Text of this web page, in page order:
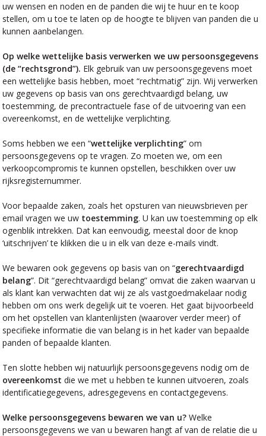
uw wensen en noden en de panden die wij te huur en te koop
stellen, om u toe te laten op de hoogte te blijven van panden die u
kunnen aanbelangen.
Op welke wettelijke basis verwerken we uw persoonsgegevens
(de “rechtsgrond”). Elk gebruik van uw persoonsgegevens moet
een wettelijke basis hebben, moet “rechtmatig” zijn. Wij verwerken
uw gegevens op basis van ons gerechtvaardigd belang, uw
toestemming, de precontractuele fase of de uitvoering van een
overeenkomst, en de wettelijke verplichting.
Soms hebben we een “wettelijke verplichting” om
persoonsgegevens op te vragen. Zo moeten we, om een
verkoopcompromis te kunnen opstellen, beschikken over uw
rijksregisternummer.
Voor bepaalde zaken, zoals het opsturen van nieuwsbrieven per
email vragen we uw toestemming. U kan uw toestemming op elk
ogenblik intrekken. Dat kan eenvoudig, meestal door de knop
‘uitschrijven’ te klikken die u in elk van deze e-mails vindt.
We bewaren ook gegevens op basis van on “gerechtvaardigd
belang”. Dit “gerechtvaardigd belang” omvat die zaken waarvan u
als klant kan verwachten dat wij ze als vastgoedmakelaar nodig
hebben om ons werk degelijk uit te voeren. Het gaat bijvoorbeeld
om het opstellen van klantenlijsten (waarover verder meer) of
specifieke informatie die van belang is in het kader van bepaalde
panden of bepaalde klanten.
Ten slotte hebben wij natuurlijk persoonsgegevens nodig om de
overeenkomst die we met u hebben te kunnen uitvoeren, zoals
identificatiegegevens, adresgegevens en contactgegevens.
Welke persoonsgegevens bewaren we van u? Welke
persoonsgegevens we van u bewaren hangt af van de relatie die u